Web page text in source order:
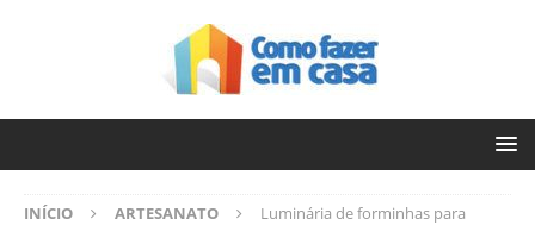
INÍCIO ARTESANATO
Luminária de forminhas para